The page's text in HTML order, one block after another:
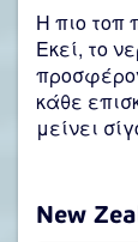
Η πιο τοπ
Εκεί, το
κάθε
μείνει
New